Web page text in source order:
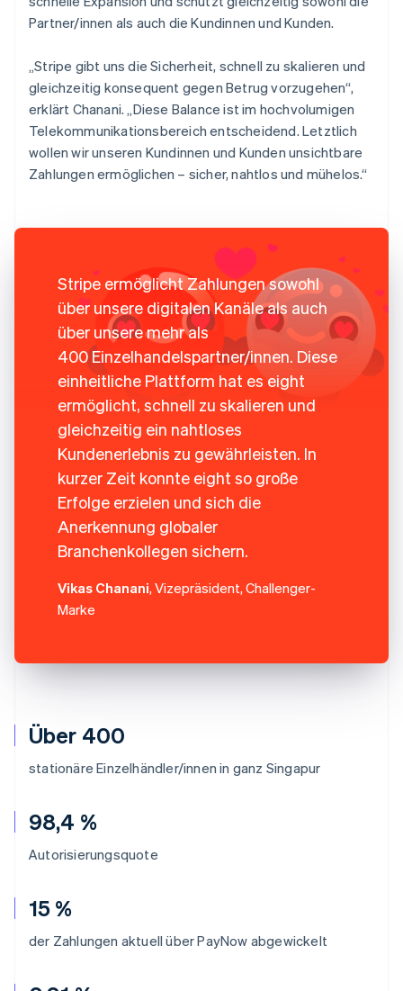
Über 400
stationäre Einzelhändler/innen in ganz Singapur
98,4 %
Autorisierungsquote
15 %
der Zahlungen aktuell über PayNow abgewickelt
Partner/innen als auch die Kundinnen und Kunden.
„Stripe gibt uns die Sicherheit, schnell zu skalieren und
gleichzeitig konsequent gegen Betrug vorzugehen“,
erklärt Chanani. „Diese Balance ist im hochvolumigen
Telekommunikationsbereich entscheidend. Letztlich
wollen wir unseren Kundinnen und Kunden unsichtbare
Zahlungen ermöglichen – sicher, nahtlos und mühelos.“
Stripe ermöglicht Zahlungen sowohl
über unsere digitalen Kanäle als auch
über unsere mehr als
400 Einzelhandelspartner/innen. Diese
einheitliche Plattform hat es eight
ermöglicht, schnell zu skalieren und
gleichzeitig ein nahtloses
Kundenerlebnis zu gewährleisten. In
kurzer Zeit konnte eight so große
Erfolge erzielen und sich die
Anerkennung globaler
Branchenkollegen sichern.
Vikas Chanani, Vizepräsident, Challenger-
Marke